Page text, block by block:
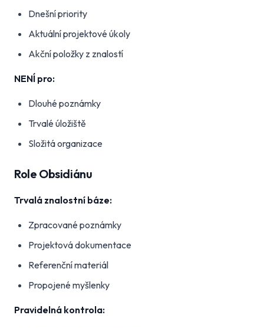
Dnešní priority
Aktuální projektové úkoly
Akční položky z znalostí
NENÍ pro:
Dlouhé poznámky
Trvalé úložiště
Složitá organizace
Role Obsidiánu
Trvalá znalostní báze:
Zpracované poznámky
Projektová dokumentace
Referenční materiál
Propojené myšlenky
Pravidelná kontrola: